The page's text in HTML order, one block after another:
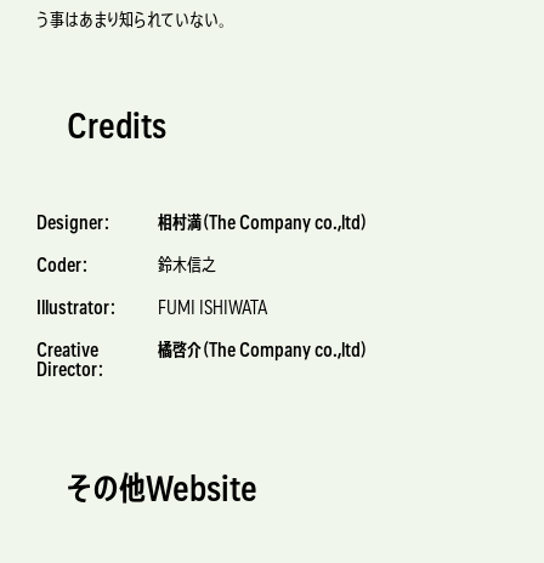
う事はあまり知られていない。
Credits
Designer： 相村満（The Company co.,ltd）
Coder： 鈴木信之
Illustrator： FUMI ISHIWATA
Creative
Director：
橘啓介（The Company co.,ltd）
その他Website